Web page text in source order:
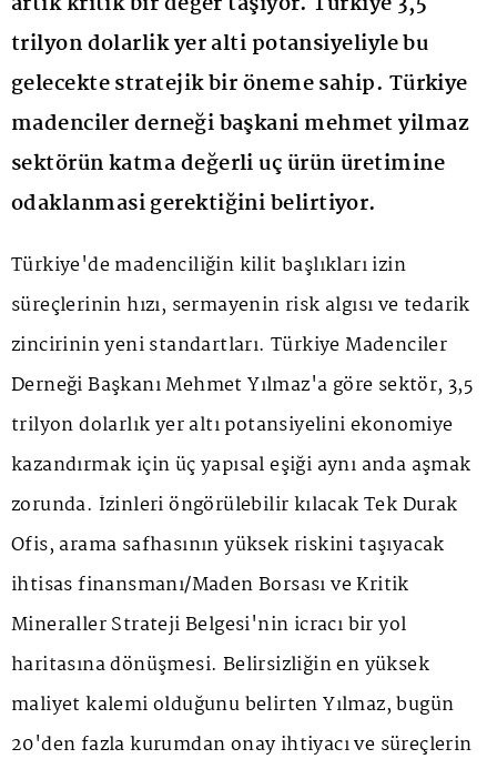
trilyon dolarlik yer alti potansiyeliyle bu
gelecekte stratejik bir öneme sahip. Türkiye
madenciler derneği başkani mehmet yilmaz
sektörün katma değerli uç ürün üretimine
odaklanmasi gerektiğini belirtiyor.
Türkiye'de madenciliğin kilit başlıkları izin
süreçlerinin hızı, sermayenin risk algısı ve tedarik
zincirinin yeni standartları. Türkiye Madenciler
Derneği Başkanı Mehmet Yılmaz'a göre sektör, 3,5
trilyon dolarlık yer altı potansiyelini ekonomiye
kazandırmak için üç yapısal eşiği aynı anda aşmak
zorunda. İzinleri öngörülebilir kılacak Tek Durak
Ofis, arama safhasının yüksek riskini taşıyacak
ihtisas finansmanı/Maden Borsası ve Kritik
Mineraller Strateji Belgesi'nin icracı bir yol
haritasına dönüşmesi. Belirsizliğin en yüksek
maliyet kalemi olduğunu belirten Yılmaz, bugün
20'den fazla kurumdan onay ihtiyacı ve süreçlerin